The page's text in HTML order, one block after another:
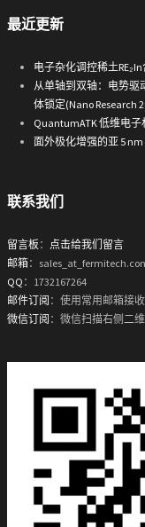
最近更新
电子杂化调控稀土
从单轴到双轴：电势驱
体锁定(Nano Research
QuantumATK 低维电子
面外极化增强的亚 5
联系我们
留言板 ： 点击给我们留言
邮箱：
QQ ：1732167264
邮件订阅 ：使用常用邮箱接
微信订阅 ：微信扫描右侧二